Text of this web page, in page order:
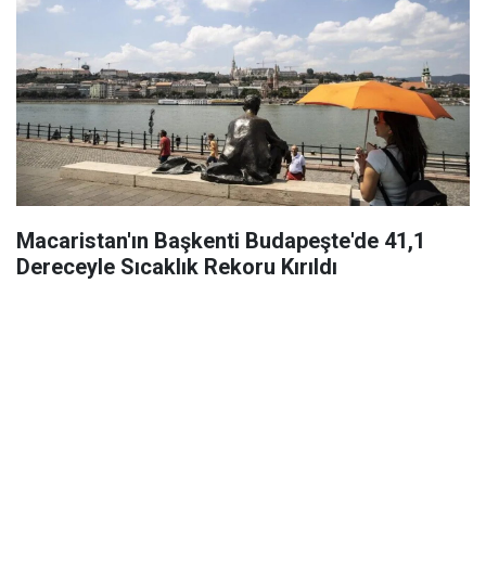
Macaristan'ın Başkenti Budapeşte'de 41,1
Dereceyle Sıcaklık Rekoru Kırıldı